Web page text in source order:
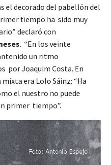
el decorado del pabellón del
tiempo ha sido muy
declaró con
. “En los veinte
un ritmo
por Joaquim Costa. En
era Lolo Sáinz: “Ha
el nuestro no puede
primer tiempo”.